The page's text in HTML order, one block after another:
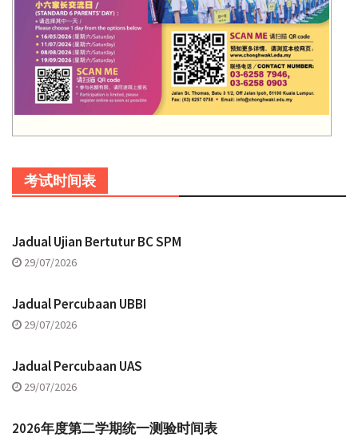
考试时间表
Jadual Ujian Bertutur BC SPM
29/07/2026
Jadual Percubaan UBBI
29/07/2026
Jadual Percubaan UAS
29/07/2026
2026年度第二学期统一测验时间表